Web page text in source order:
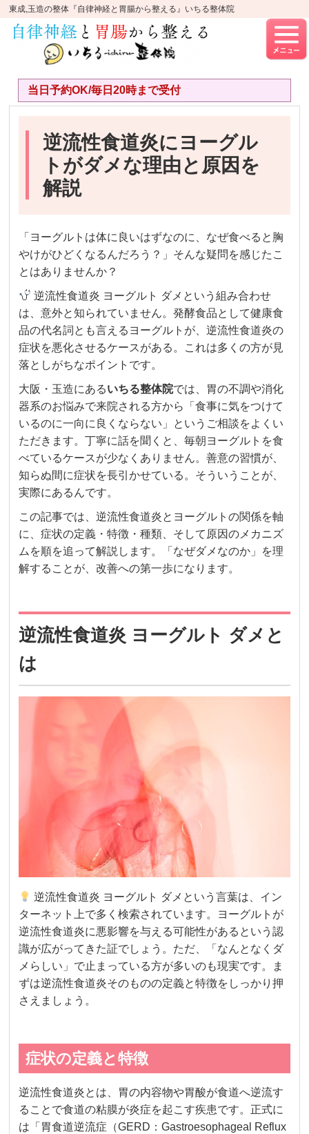
東成,玉造の整体『自律神経と胃腸から整える』いちる整体院
当日予約OK/毎日20時まで受付
逆流性食道炎にヨーグル
トがダメな理由と原因を
解説
「ヨーグルトは体に良いはずなのに、なぜ食べると胸
やけがひどくなるんだろう？」そんな疑問を感じたこ
とはありませんか？
逆流性食道炎 ヨーグルト ダメという組み合わせ
は、意外と知られていません。発酵食品として健康食
品の代名詞とも言えるヨーグルトが、逆流性食道炎の
症状を悪化させるケースがある。これは多くの方が見
落としがちなポイントです。
大阪・玉造にあるいちる整体院では、胃の不調や消化
器系のお悩みで来院される方から「食事に気をつけて
いるのに一向に良くならない」というご相談をよくい
ただきます。丁寧に話を聞くと、毎朝ヨーグルトを食
べているケースが少なくありません。善意の習慣が、
知らぬ間に症状を長引かせている。そういうことが、
実際にあるんです。
この記事では、逆流性食道炎とヨーグルトの関係を軸
に、症状の定義・特徴・種類、そして原因のメカニズ
ムを順を追って解説します。「なぜダメなのか」を理
解することが、改善への第一歩になります。
逆流性食道炎 ヨーグルト ダメと
は
逆流性食道炎 ヨーグルト ダメという言葉は、イン
ターネット上で多く検索されています。ヨーグルトが
逆流性食道炎に悪影響を与える可能性があるという認
識が広がってきた証でしょう。ただ、「なんとなくダ
メらしい」で止まっている方が多いのも現実です。ま
ずは逆流性食道炎そのものの定義と特徴をしっかり押
さえましょう。
症状の定義と特徴
逆流性食道炎とは、胃の内容物や胃酸が食道へ逆流す
ることで食道の粘膜が炎症を起こす疾患です。正式に
は「胃食道逆流症（GERD：Gastroesophageal Reflux